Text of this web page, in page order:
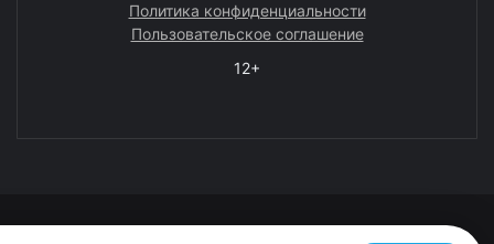
Политика конфиденциальности
Пользовательское соглашение
12+